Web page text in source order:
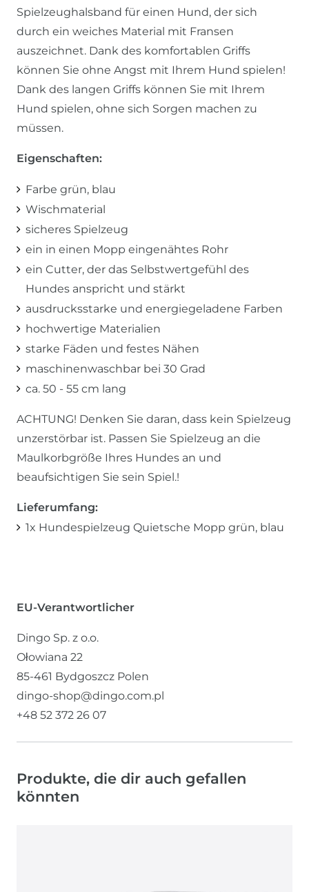
Spielzeughalsband für einen Hund, der sich
durch ein weiches Material mit Fransen
auszeichnet. Dank des komfortablen Griffs
können Sie ohne Angst mit Ihrem Hund spielen!
Dank des langen Griffs können Sie mit Ihrem
Hund spielen, ohne sich Sorgen machen zu
müssen.
Eigenschaften:
Farbe grün, blau
Wischmaterial
sicheres Spielzeug
ein in einen Mopp eingenähtes Rohr
ein Cutter, der das Selbstwertgefühl des
Hundes anspricht und stärkt
ausdrucksstarke und energiegeladene Farben
hochwertige Materialien
starke Fäden und festes Nähen
maschinenwaschbar bei 30 Grad
ca. 50 - 55 cm lang
ACHTUNG! Denken Sie daran, dass kein Spielzeug
unzerstörbar ist. Passen Sie Spielzeug an die
Maulkorbgröße Ihres Hundes an und
beaufsichtigen Sie sein Spiel.!
Lieferumfang:
1x Hundespielzeug Quietsche Mopp grün, blau
EU-Verantwortlicher
Dingo Sp. z o.o.
Ołowiana 22
85-461 Bydgoszcz Polen
dingo-shop@dingo.com.pl
+48 52 372 26 07
Produkte, die dir auch gefallen
könnten